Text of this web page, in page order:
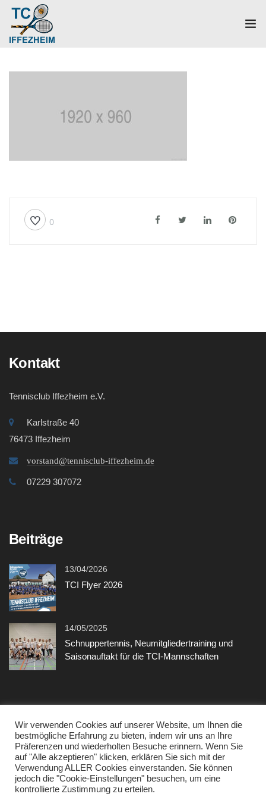
News
0
Kontakt
Tennisclub Iffezheim e.V.
Karlstraße 40
76473 Iffezheim
vorstand@tennisclub-iffezheim.de
07229 307072
Beiträge
13/04/2026
TCI Flyer 2026
14/05/2025
Schnuppertennis, Neumitgliedertraining und
Saisonauftakt für die TCI-Mannschaften
Sonstiges
Kontakt
Datenschutzerklärung
Impressum
Wir verwenden Cookies auf unserer Website, um Ihnen die
bestmögliche Erfahrung zu bieten, indem wir uns an Ihre
Präferenzen und wiederholten Besuche erinnern. Wenn Sie
auf "Alle akzeptieren" klicken, erklären Sie sich mit der
Verwendung ALLER Cookies einverstanden. Sie können
jedoch die "Cookie-Einstellungen" besuchen, um eine
kontrollierte Zustimmung zu erteilen.